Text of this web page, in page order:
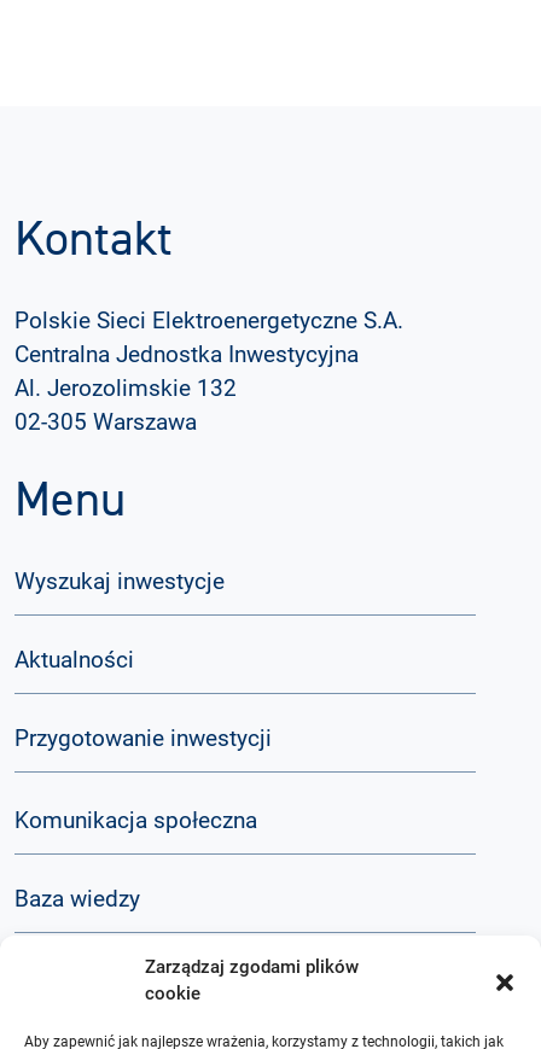
Zarządzaj zgodami plików
cookie
Aby zapewnić jak najlepsze wrażenia, korzystamy z technologii, takich jak
Kontakt
Polskie Sieci Elektroenergetyczne S.A.
Centralna Jednostka Inwestycyjna
Al. Jerozolimskie 132
02-305 Warszawa
Menu
Wyszukaj inwestycje
Aktualności
Przygotowanie inwestycji
Komunikacja społeczna
Baza wiedzy